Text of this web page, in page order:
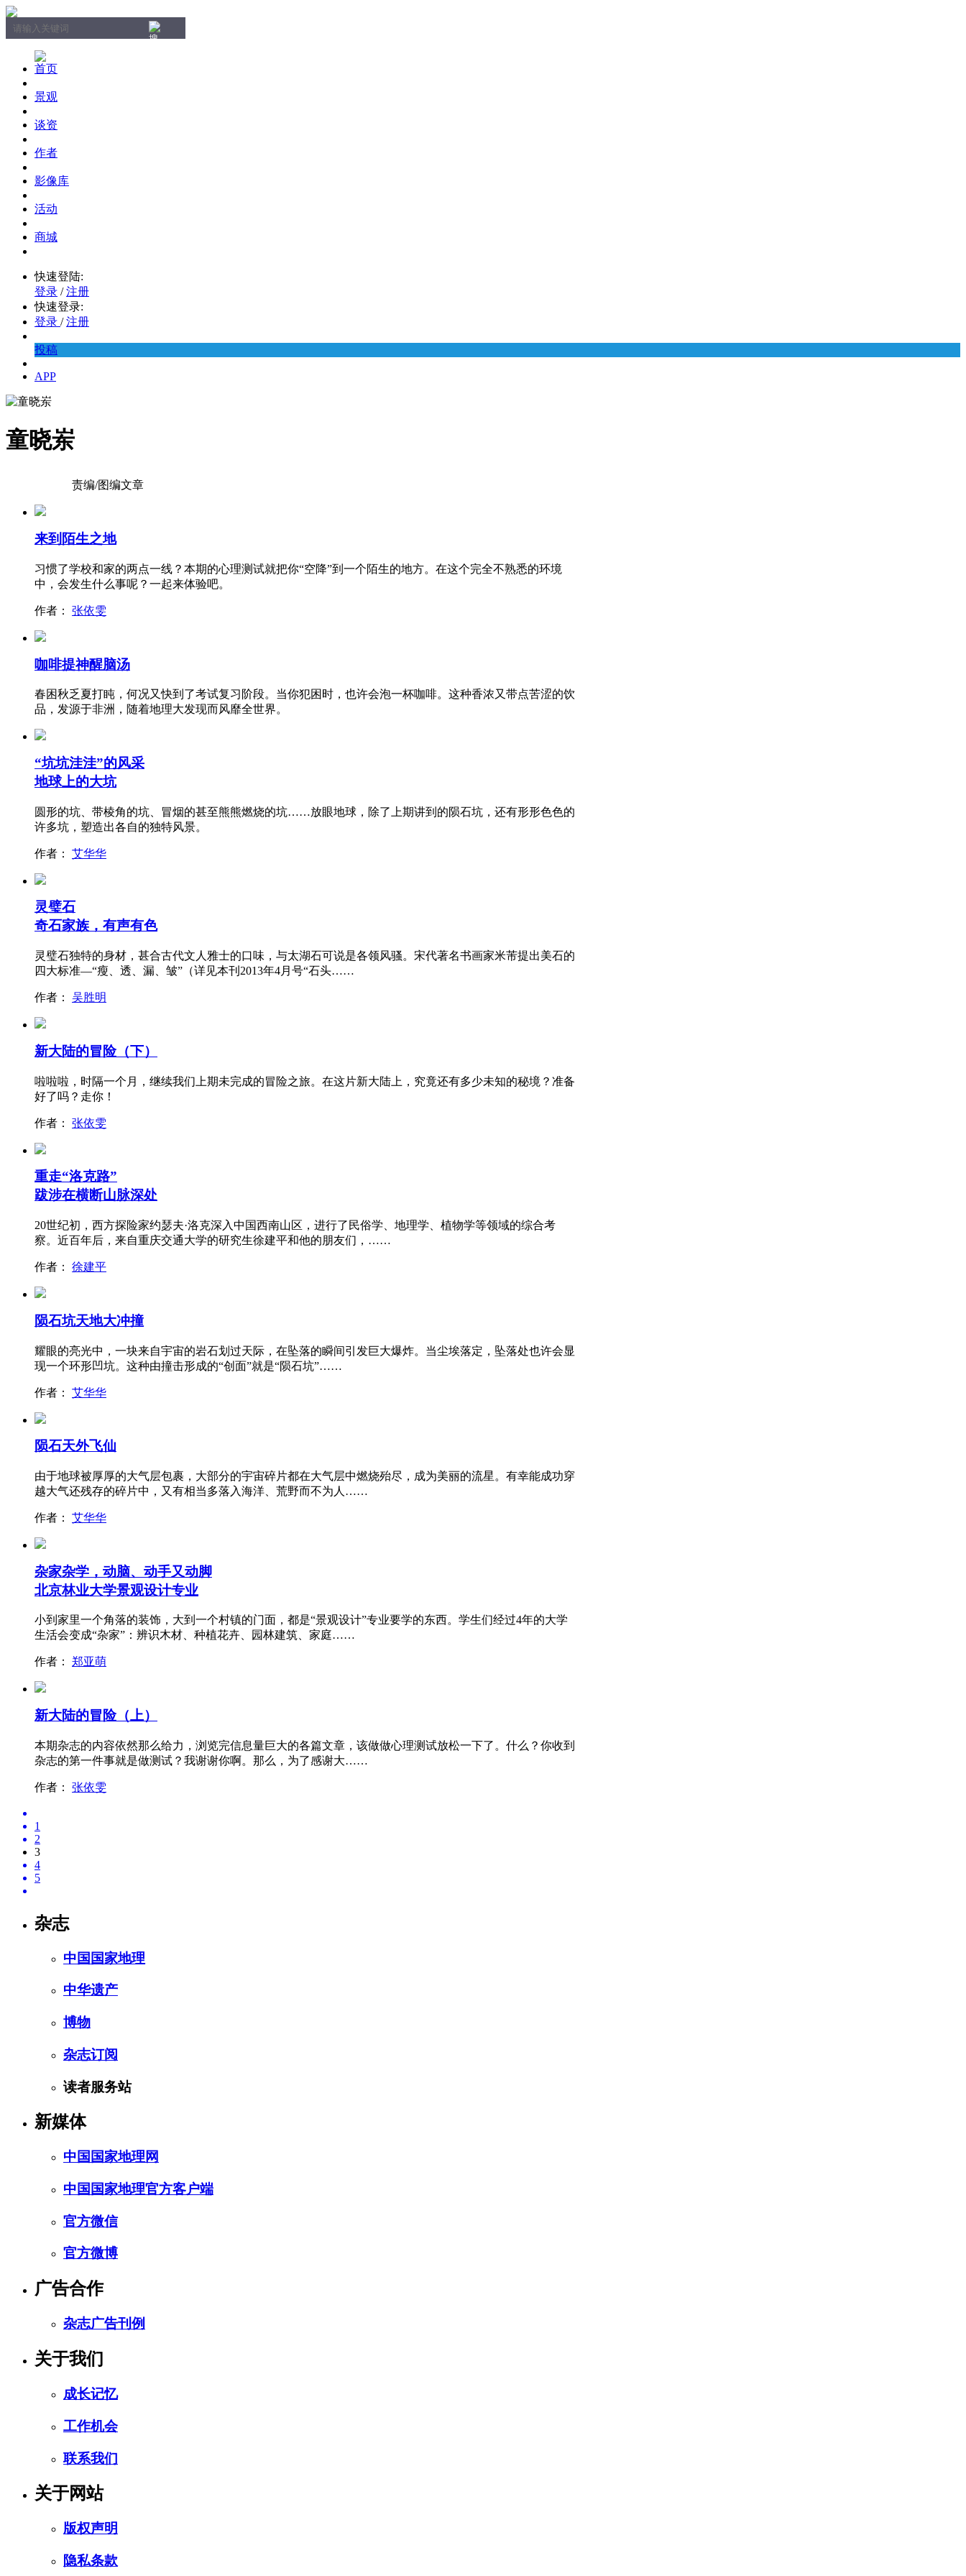
首页
景观
谈资
作者
影像库
活动
商城
快速登陆:
登录 / 注册
快速登录:
登录 / 注册
投稿
APP
童晓岽
责编/图编文章
来到陌生之地
习惯了学校和家的两点一线？本期的心理测试就把你“空降”到一个陌生的地方。在这个完全不熟悉的环境
中，会发生什么事呢？一起来体验吧。
作者： 张依雯
咖啡提神醒脑汤
春困秋乏夏打盹，何况又快到了考试复习阶段。当你犯困时，也许会泡一杯咖啡。这种香浓又带点苦涩的饮
品，发源于非洲，随着地理大发现而风靡全世界。
“坑坑洼洼”的风采
地球上的大坑
圆形的坑、带棱角的坑、冒烟的甚至熊熊燃烧的坑……放眼地球，除了上期讲到的陨石坑，还有形形色色的
许多坑，塑造出各自的独特风景。
作者： 艾华华
灵璧石
奇石家族，有声有色
灵璧石独特的身材，甚合古代文人雅士的口味，与太湖石可说是各领风骚。宋代著名书画家米芾提出美石的
四大标准—“瘦、透、漏、皱”（详见本刊2013年4月号“石头……
作者： 吴胜明
新大陆的冒险（下）
啦啦啦，时隔一个月，继续我们上期未完成的冒险之旅。在这片新大陆上，究竟还有多少未知的秘境？准备
好了吗？走你！
作者： 张依雯
重走“洛克路”
跋涉在横断山脉深处
20世纪初，西方探险家约瑟夫·洛克深入中国西南山区，进行了民俗学、地理学、植物学等领域的综合考
察。近百年后，来自重庆交通大学的研究生徐建平和他的朋友们，……
作者： 徐建平
陨石坑天地大冲撞
耀眼的亮光中，一块来自宇宙的岩石划过天际，在坠落的瞬间引发巨大爆炸。当尘埃落定，坠落处也许会显
现一个环形凹坑。这种由撞击形成的“创面”就是“陨石坑”……
作者： 艾华华
陨石天外飞仙
由于地球被厚厚的大气层包裹，大部分的宇宙碎片都在大气层中燃烧殆尽，成为美丽的流星。有幸能成功穿
越大气还残存的碎片中，又有相当多落入海洋、荒野而不为人……
作者： 艾华华
杂家杂学，动脑、动手又动脚
北京林业大学景观设计专业
小到家里一个角落的装饰，大到一个村镇的门面，都是“景观设计”专业要学的东西。学生们经过4年的大学
生活会变成“杂家”：辨识木材、种植花卉、园林建筑、家庭……
作者： 郑亚萌
新大陆的冒险（上）
本期杂志的内容依然那么给力，浏览完信息量巨大的各篇文章，该做做心理测试放松一下了。什么？你收到
杂志的第一件事就是做测试？我谢谢你啊。那么，为了感谢大……
作者： 张依雯
1
2
3
4
5
杂志
中国国家地理
中华遗产
博物
杂志订阅
读者服务站
新媒体
中国国家地理网
中国国家地理官方客户端
官方微信
官方微博
广告合作
杂志广告刊例
关于我们
成长记忆
工作机会
联系我们
关于网站
版权声明
隐私条款